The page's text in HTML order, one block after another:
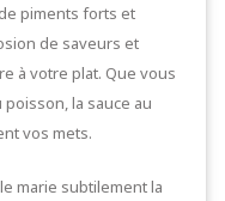
piments forts et
de saveurs et
à votre plat. Que vous
la sauce au
vos mets.
marie subtilement la